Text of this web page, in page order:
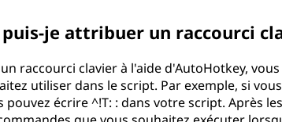
je attribuer un raccourci
raccourci clavier à l'aide d'AutoHotkey,
utiliser dans le script. Par exemple, si
pouvez écrire ^!T: : dans votre script. Après